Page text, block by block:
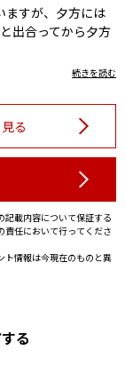
ますが、夕方には
出合ってから夕方
続きを読む
る
載内容について保証する
責任において行ってくださ
情報は今現在のものと異
る